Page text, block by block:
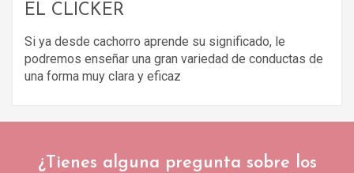
EL CLICKER
Si ya desde cachorro aprende su significado, le
podremos enseñar una gran variedad de conductas de
una forma muy clara y eficaz
¿Tienes alguna pregunta sobre los